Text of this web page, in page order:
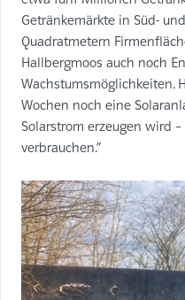
Getränkemärkte in Süd-
Quadratmetern
Hallbergmoos auch noch
Wachstumsmöglichkeiten.
Wochen noch eine
Solarstrom erzeugen wird
verbrauchen.“